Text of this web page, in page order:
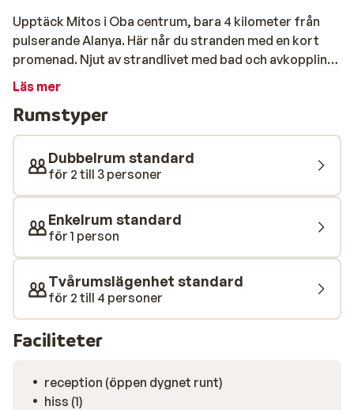
Upptäck Mitos i Oba centrum, bara 4 kilometer från
pulserande Alanya. Här når du stranden med en kort
promenad. Njut av strandlivet med bad och avkoppling i
havet eller svalka dig i hotellets pool. Släck törsten med
måltider är inkluderade men bor du i lägenhet kan du
enkelt tillaga dina egna måltider på rummet. Bor du i
hotellrum finns det restauranger och cafeer precis
runt hörnet. Mitos ligger i hjärtat av Oba, med det
pulserande livet precis utanför hotellet. Utforska
området till fots eller ta dig till Alanya med dolmus, en
liten lokalbuss.
Läs mer
Rumstyper
Dubbelrum standard
för 2 till 3 personer
Enkelrum standard
för 1 person
Tvårumslägenhet standard
för 2 till 4 personer
Faciliteter
reception (öppen dygnet runt)
hiss (1)